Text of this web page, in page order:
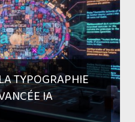
TYPOGRAPHIE
IA